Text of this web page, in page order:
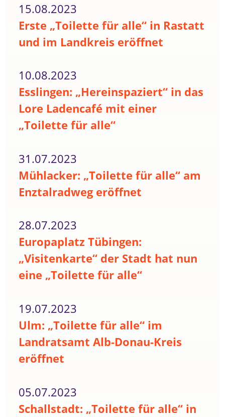
15.08.2023
Erste „Toilette für alle“ in Rastatt
und im Landkreis eröffnet
10.08.2023
Esslingen: „Hereinspaziert“ in das
Lore Ladencafé mit einer
„Toilette für alle“
31.07.2023
Mühlacker: „Toilette für alle“ am
Enztalradweg eröffnet
28.07.2023
Europaplatz Tübingen:
„Visitenkarte“ der Stadt hat nun
eine „Toilette für alle“
19.07.2023
Ulm: „Toilette für alle“ im
Landratsamt Alb-Donau-Kreis
eröffnet
05.07.2023
Schallstadt: „Toilette für alle“ in